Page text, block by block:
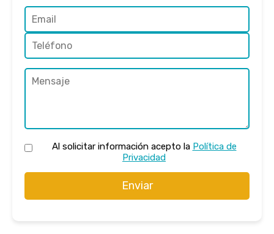
Al solicitar información acepto la Política de
Privacidad
Enviar